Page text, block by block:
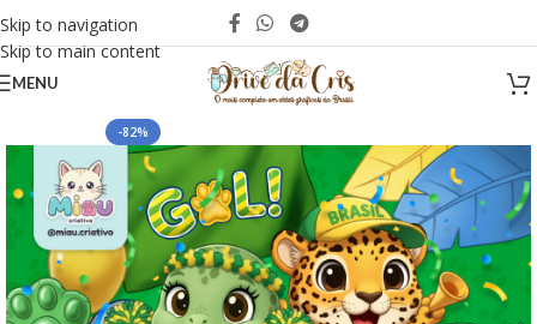
Skip to navigation
Skip to main content
MENU
-82%